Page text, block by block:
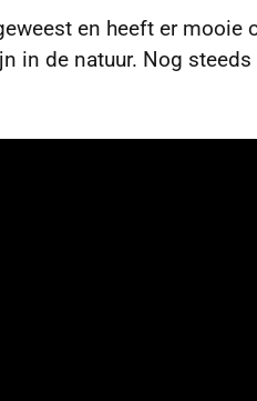
en heeft er mooie
in de natuur. Nog steeds